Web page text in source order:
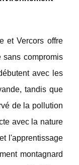
et Vercors offre
sans compromis
avec les
tandis que
de la pollution
avec la nature
l'apprentissage
montagnard